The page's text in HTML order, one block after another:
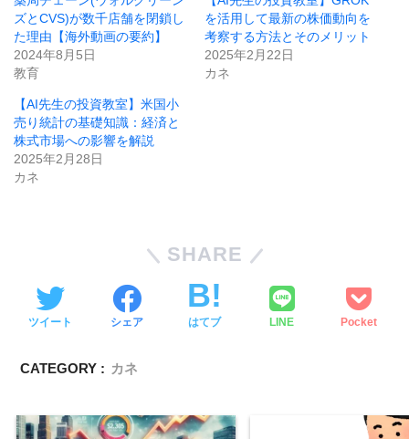
ズとCVS)が数千店舗を閉鎖し
た理由【海外動画の要約】
2024年8月5日
教育
を活用して最新の株価動向を
考察する方法とそのメリット
2025年2月22日
カネ
【AI先生の投資教室】米国小
売り統計の基礎知識：経済と
株式市場への影響を解説
2025年2月28日
カネ
SHARE
ツイート シェア はてブ LINE Pocket
CATEGORY : カネ